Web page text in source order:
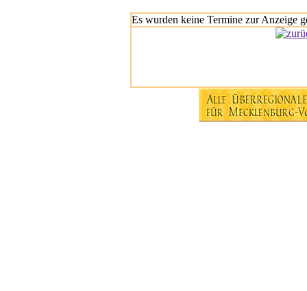
Es wurden keine Termine zur Anzeige